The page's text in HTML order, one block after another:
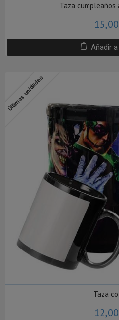
Taza cumpleaños
Añadir
Últimas unidades
Taza